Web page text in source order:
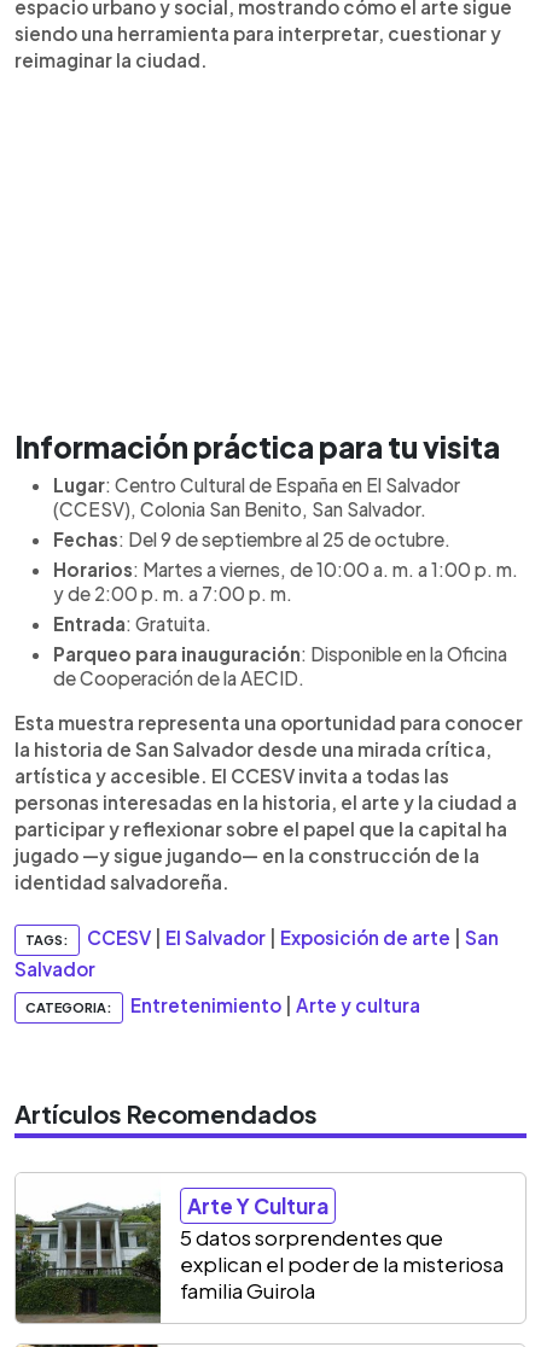
espacio urbano y social, mostrando cómo el arte sigue
siendo una herramienta para interpretar, cuestionar y
reimaginar la ciudad.
Información práctica para tu visita
Lugar: Centro Cultural de España en El Salvador
(CCESV), Colonia San Benito, San Salvador.
Fechas: Del 9 de septiembre al 25 de octubre.
Horarios: Martes a viernes, de 10:00 a. m. a 1:00 p. m.
y de 2:00 p. m. a 7:00 p. m.
Entrada: Gratuita.
Parqueo para inauguración: Disponible en la Oficina
de Cooperación de la AECID.
Esta muestra representa una oportunidad para conocer
la historia de San Salvador desde una mirada crítica,
artística y accesible. El CCESV invita a todas las
personas interesadas en la historia, el arte y la ciudad a
participar y reflexionar sobre el papel que la capital ha
jugado —y sigue jugando— en la construcción de la
identidad salvadoreña.
TAGS: CCESV El Salvador Exposición de arte
San
Salvador
CATEGORIA: Entretenimiento Arte y cultura
Artículos Recomendados
Arte Y Cultura
5 datos sorprendentes que
explican el poder de la misteriosa
familia Guirola